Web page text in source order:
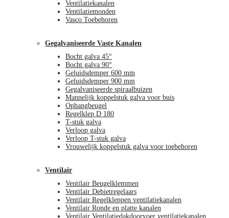
Ventilatiekanalen
Ventilatiemonden
Vasco Toebehoren
Gegalvaniseerde Vaste Kanalen
Bocht galva 45°
Bocht galva 90°
Geluidsdemper 600 mm
Geluidsdemper 900 mm
Gegalvaniseerde spiraalbuizen
Mannelijk koppelstuk galva voor buis
Ophangbeugel
Regelklep D 180
T-stuk galva
Verloop galva
Verloop T-stuk galva
Vrouwelijk koppelstuk galva voor toebehoren
Ventilair
Ventilair Beugelklemmen
Ventilair Debietregelaars
Ventilair Regelkleppen ventilatiekanalen
Ventilair Ronde en platte kanalen
Ventilair Ventilatiedakdoorvoer ventilatiekanalen